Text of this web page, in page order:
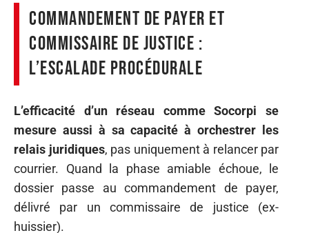
Commandement de payer et
commissaire de justice :
l’escalade procédurale
L’efficacité d’un réseau comme Socorpi se
mesure aussi à sa capacité à orchestrer les
relais juridiques, pas uniquement à relancer par
courrier. Quand la phase amiable échoue, le
dossier passe au commandement de payer,
délivré par un commissaire de justice (ex-
huissier).